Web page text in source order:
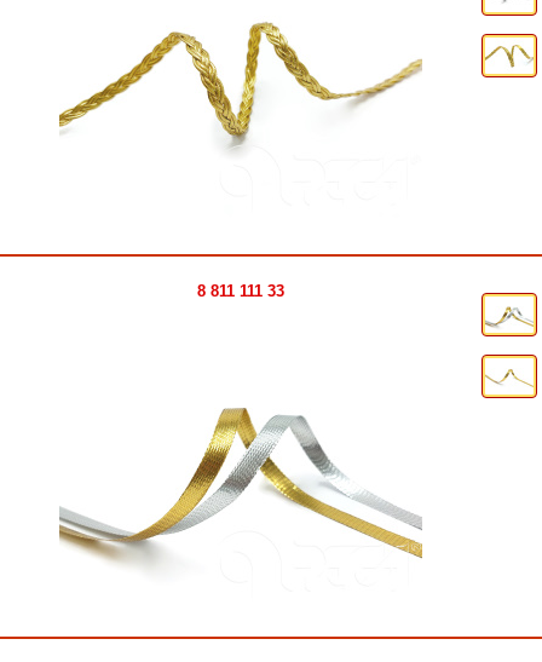
8 811 111 33